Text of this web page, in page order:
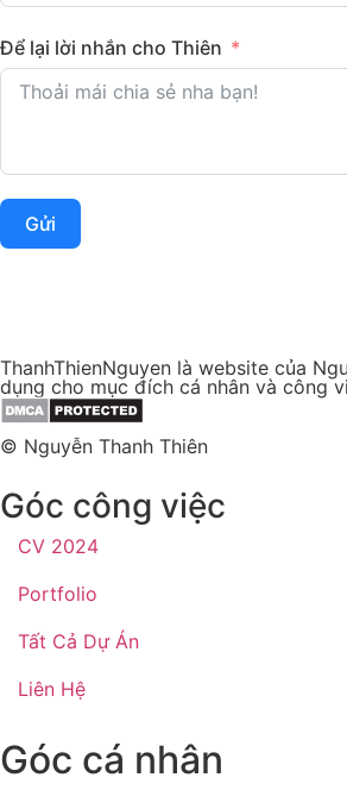
Để lại lời nhắn cho Thiên
Gửi
ThanhThienNguyen là website của
dụng cho mục đích cá nhân và công
© Nguyễn Thanh Thiên
Góc công việc
CV 2024
Portfolio
Tất Cả Dự Án
Liên Hệ
Góc cá nhân